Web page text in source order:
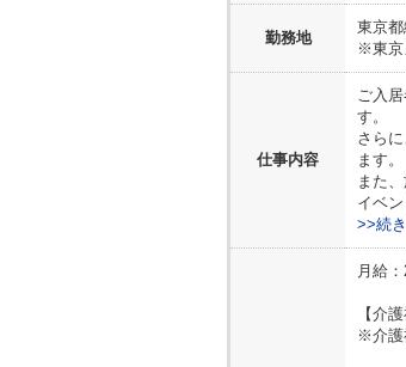
勤務地
東京都
※東京
仕事内容
ご入
す。
さら
ます。
また
イベ
>>続
月給
【介
※介護